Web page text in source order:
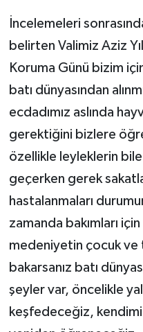
İncelemeleri
belirten Valimiz Aziz
Koruma Günü bizim
batı dünyasından
ecdadımız aslında
gerektiğini bizlere
özellikle leyleklerin
geçerken gerek
hastalanmaları
zamanda bakımları
medeniyetin çocuk ve
bakarsanız batı
şeyler var, öncelikle
keşfedeceğiz,